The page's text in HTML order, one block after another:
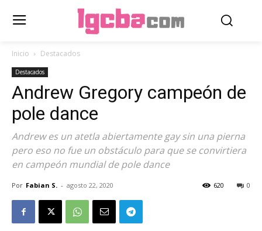
Inicio Destacados
Destacados
Andrew Gregory campeón de
pole dance
Andrew es un atetla abiertamente gay sin una pierna
pero eso no fue un obstáculo para que se convirtiera
en campeón mundial de pole dance
Por Fabian S. - agosto 22, 2020 0
620